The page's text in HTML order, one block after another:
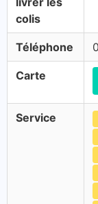
colis
Téléphone
Carte
Service